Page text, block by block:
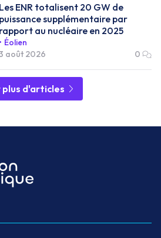
Les ENR totalisent 20 GW de
puissance supplémentaire par
rapport au nucléaire en 2025
Éolien
3 août 2026
0
plus d'articles